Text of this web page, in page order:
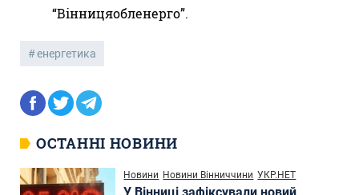
“Вінницяобленерго”.
енергетика
ОСТАННІ НОВИНИ
Новини Новини Вінниччини УКР.НЕТ